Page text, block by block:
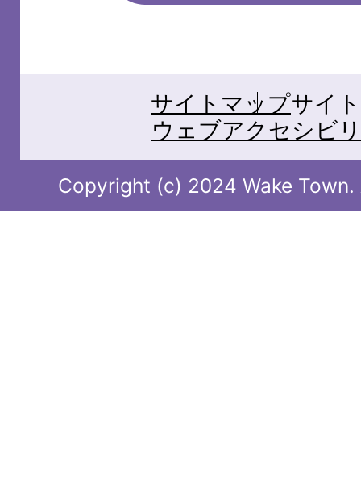
サイトマップサイ
ウェブアクセシビ
Copyright (c) 2024 Wake Town.